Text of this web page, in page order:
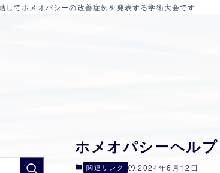
してホメオパシーの改善症例を発表する学術大会です
ホメオパシーヘル
関連リンク 2024年6月12日